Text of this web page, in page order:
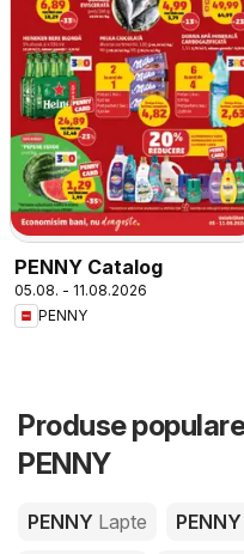
PENNY Catalog
05.08. - 11.08.2026
PENNY
Produse
PENNY
PENNY Lapte PENNY